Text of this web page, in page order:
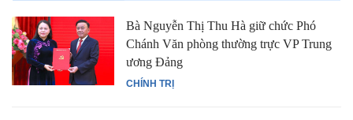
CHÍNH TRỊ
Bà Nguyễn Thị Thu Hà giữ chức Phó
Chánh Văn phòng thường trực VP Trung
ương Đảng